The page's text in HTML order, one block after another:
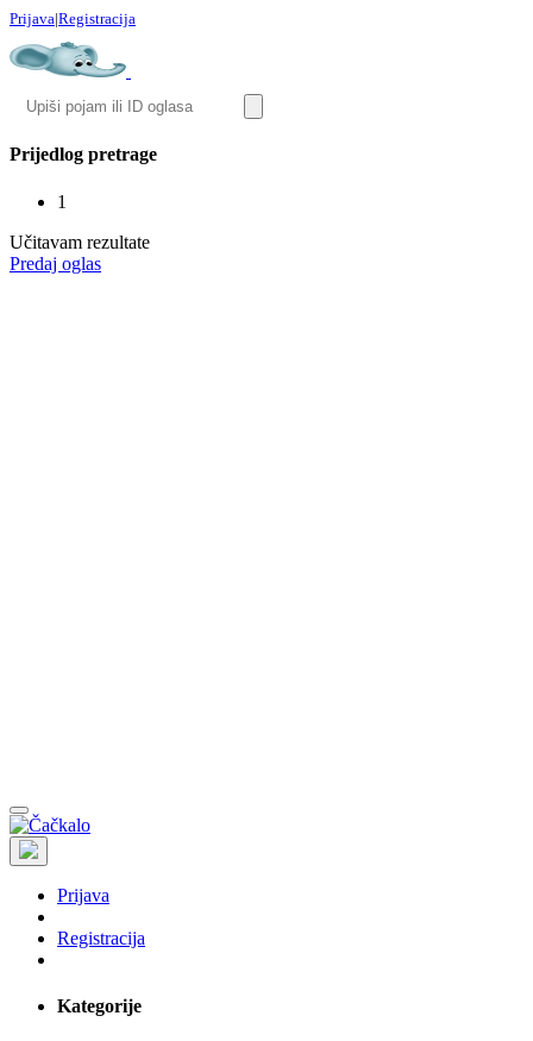
Prijava|Registracija
Prijedlog pretrage
1
Učitavam rezultate
Predaj oglas
Prijava
Registracija
Kategorije